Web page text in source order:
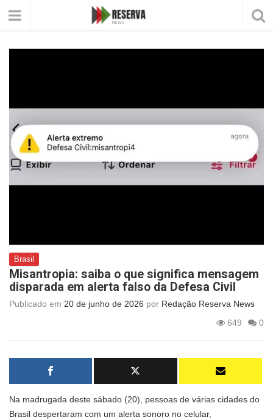
Brasil
Misantropia: saiba o que significa mensagem
disparada em alerta falso da Defesa Civil
Publicado em 20 de junho de 2026 por Redação Reserva News
649
0
Na madrugada deste sábado (20), pessoas de várias cidades do
Brasil despertaram com um alerta sonoro no celular,